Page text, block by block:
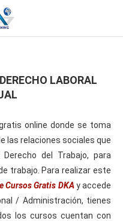
LABORAL
online donde se toma
las relaciones sociales que
del Trabajo, para
trabajo. Para realizar este
Cursos Gratis DKAy accede
/ Administración, tienes
los cursos cuentan con